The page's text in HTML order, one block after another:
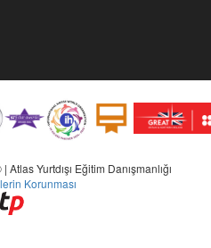
Yurtdışı Eğitim Danışmanlığı
Korunması